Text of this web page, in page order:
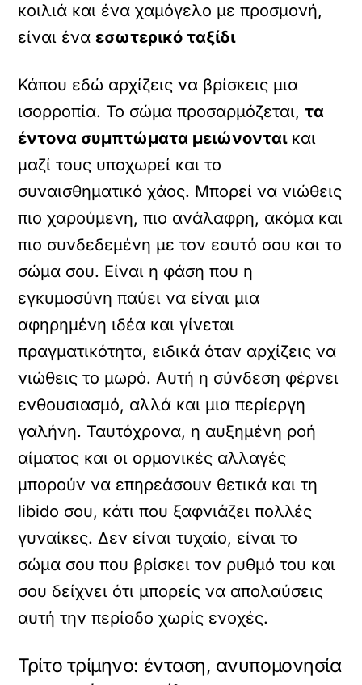
κοιλιά και ένα χαμόγελο με προσμονή,
είναι έναεσωτερικό ταξίδι
Κάπου εδώ αρχίζεις να βρίσκεις μια
ισορροπία. Το σώμα προσαρμόζεται,τα
έντονα συμπτώματα μειώνονταικαι
μαζί τους υποχωρεί και το
συναισθηματικό χάος. Μπορεί να νιώθεις
πιο χαρούμενη, πιο ανάλαφρη, ακόμα και
πιο συνδεδεμένη με τον εαυτό σου και το
σώμα σου. Είναι η φάση που η
εγκυμοσύνη παύει να είναι μια
αφηρημένη ιδέα και γίνεται
πραγματικότητα, ειδικά όταν αρχίζεις να
νιώθεις το μωρό. Αυτή η σύνδεση φέρνει
ενθουσιασμό, αλλά και μια περίεργη
γαλήνη. Ταυτόχρονα, η αυξημένη ροή
αίματος και οι ορμονικές αλλαγές
μπορούν να επηρεάσουν θετικά και τη
libido σου, κάτι που ξαφνιάζει πολλές
γυναίκες. Δεν είναι τυχαίο, είναι το
σώμα σου που βρίσκει τον ρυθμό του και
σου δείχνει ότι μπορείς να απολαύσεις
αυτή την περίοδο χωρίς ενοχές.
Τρίτο τρίμηνο: ένταση, ανυπομονησία